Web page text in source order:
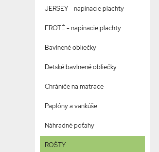
JERSEY - napínacie plachty
FROTÉ - napínacie plachty
Bavlnené obliečky
Detské bavlnené obliečky
Chrániče na matrace
Paplóny a vankúše
Náhradné poťahy
ROŠTY